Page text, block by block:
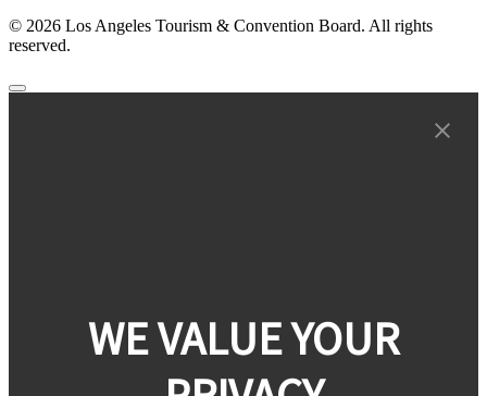
© 2026 Los Angeles Tourism & Convention Board. All rights
reserved.
WE VALUE YOUR